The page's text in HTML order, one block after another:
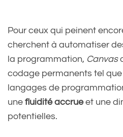
Pour ceux qui peinent
cherchent à automatiser
la programmation, Canvas
codage permanents tel
langages de
une fluidité accrueet une
potentielles.